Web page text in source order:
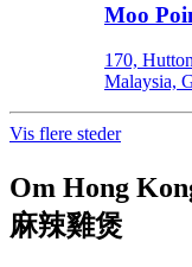
Moo
170,
Malaysia,
Vis flere steder
Om Hong
麻辣雞煲